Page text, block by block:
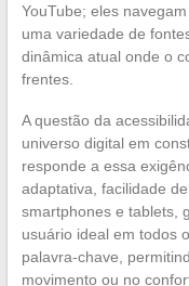
YouTube; eles
uma variedade de
dinâmica atual onde o
frentes.
A questão da
universo digital em
responde a essa
adaptativa, facilidade
smartphones e tablets,
usuário ideal em todos
palavra-chave,
movimento ou no